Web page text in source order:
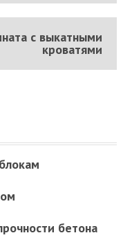
с выкатными
кроватями
бетона